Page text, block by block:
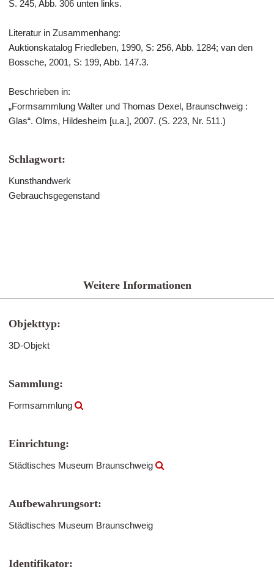
S. 245, Abb. 306 unten links.
Literatur in Zusammenhang:
Auktionskatalog Friedleben, 1990, S: 256, Abb. 1284; van den
Bossche, 2001, S: 199, Abb. 147.3.
Beschrieben in:
„Formsammlung Walter und Thomas Dexel, Braunschweig :
Glas“. Olms, Hildesheim [u.a.], 2007. (S. 223, Nr. 511.)
Schlagwort:
Kunsthandwerk
Gebrauchsgegenstand
Weitere Informationen
Objekttyp:
3D-Objekt
Sammlung:
Formsammlung
Einrichtung:
Städtisches Museum Braunschweig
Aufbewahrungsort:
Städtisches Museum Braunschweig
Identifikator: